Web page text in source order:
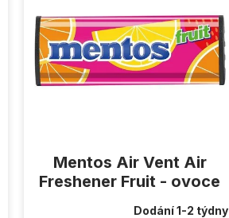
Mentos Air Vent Air
Freshener Fruit - ovoce
Dodání 1-2 týdny